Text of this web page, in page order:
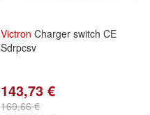
Victron Charger switch CE
Sdrpcsv
143,73 €
169,66 €